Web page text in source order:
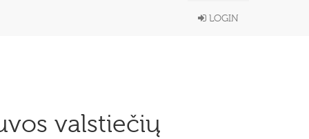
LOGIN
valstiečių